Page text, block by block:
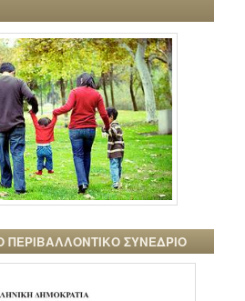
ΠΕΡΙΒΑΛΛΟΝΤΙΚΟ ΣΥΝΕΔΡΙΟ